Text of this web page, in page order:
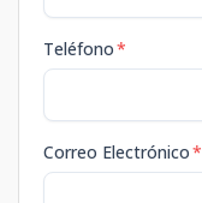
Teléfono*
Correo Electrónico*